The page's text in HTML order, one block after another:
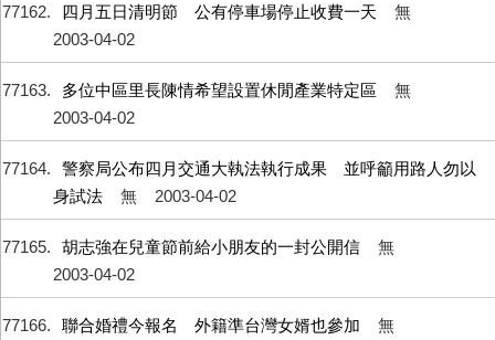
77162 四月五日清明節 公有停車場停止收費一天
無
2003-04-02
77163 多位中區里長陳情希望設置休閒產業特定區
無
2003-04-02
77164
警察局公布四月交通大執法執行成果 並呼籲用路人勿以
身試法
無 2003-04-02
77165 胡志強在兒童節前給小朋友的一封公開信
無
2003-04-02
77166 聯合婚禮今報名 外籍準台灣女婿也參加
無